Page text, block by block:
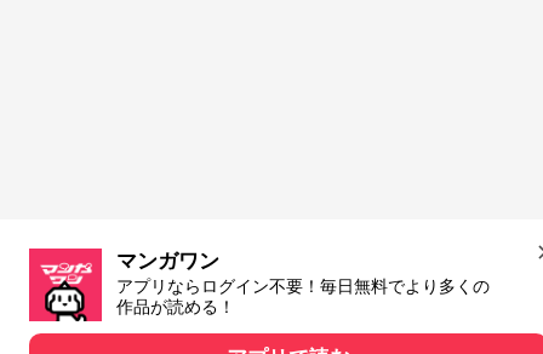
マンガワン
アプリならログイン不要！毎日無料でより多くの
作品が読める！